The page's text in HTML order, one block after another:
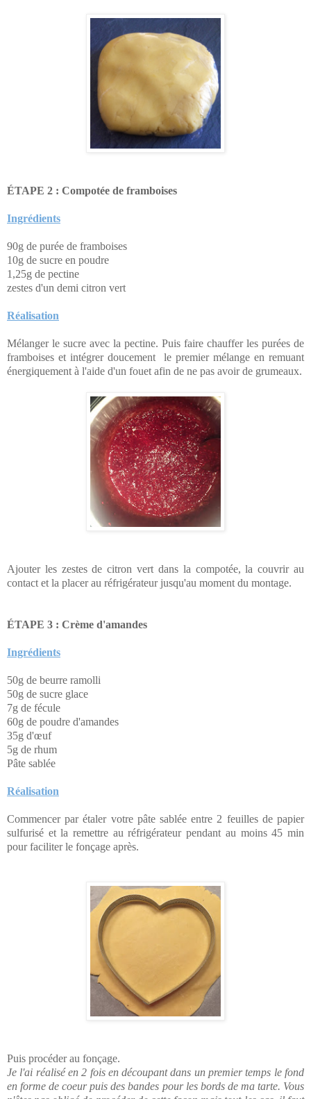
ÉTAPE 2 : Compotée de framboises
Ingrédients
90g de purée de framboises
10g de sucre en poudre
1,25g de pectine
zestes d'un demi citron vert
Réalisation
Mélanger le sucre avec la pectine. Puis faire chauffer les purées de
framboises et intégrer doucement le premier mélange en remuant
énergiquement à l'aide d'un fouet afin de ne pas avoir de grumeaux.
Ajouter les zestes de citron vert dans la compotée, la couvrir au
contact et la placer au réfrigérateur jusqu'au moment du montage.
ÉTAPE 3 : Crème d'amandes
Ingrédients
50g de beurre ramolli
50g de sucre glace
7g de fécule
60g de poudre d'amandes
35g d'œuf
5g de rhum
Pâte sablée
Réalisation
Commencer par étaler votre pâte sablée entre 2 feuilles de papier
sulfurisé et la remettre au réfrigérateur pendant au moins 45 min
pour faciliter le fonçage après.
Puis procéder au fonçage.
Je l'ai réalisé en 2 fois en découpant dans un premier temps le fond
en forme de coeur puis des bandes pour les bords de ma tarte. Vous